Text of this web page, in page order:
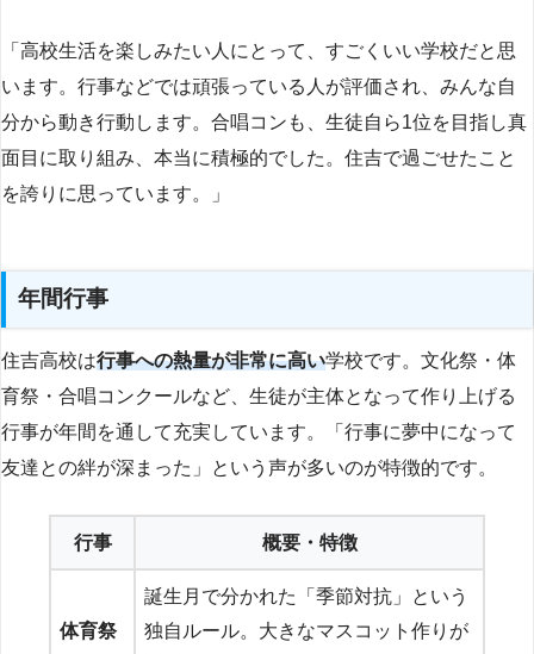
「高校生活を楽しみたい人にとって、すごくいい学校だと思
います。行事などでは頑張っている人が評価され、みんな自
分から動き行動します。合唱コンも、生徒自ら1位を目指し真
面目に取り組み、本当に積極的でした。住吉で過ごせたこと
を誇りに思っています。」
年間行事
住吉高校は行事への熱量が非常に高い学校です。文化祭・体
育祭・合唱コンクールなど、生徒が主体となって作り上げる
行事が年間を通して充実しています。「行事に夢中になって
友達との絆が深まった」という声が多いのが特徴的です。
行事 概要・特徴
体育祭
誕生月で分かれた「季節対抗」という
独自ルール。大きなマスコット作りが